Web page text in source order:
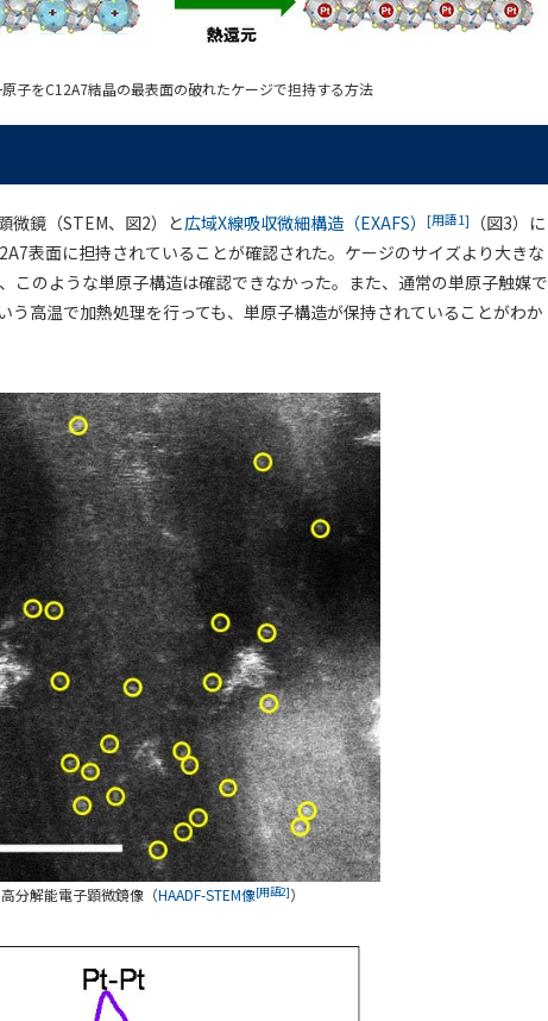
子をC12A7結晶の最表面の破れたケージで担持する方法
微鏡（STEM、図2）と広域X線吸収微細構造（EXAFS） [用語1]
（図3）に
表面に担持されていることが確認された。ケージのサイズより大きな
このような単原子構造は確認できなかった。また、通常の単原子触媒で
高温で加熱処理を行っても、単原子構造が保持されていることがわか
高分解能電子顕微鏡像（HAADF-STEM像[用語2]）